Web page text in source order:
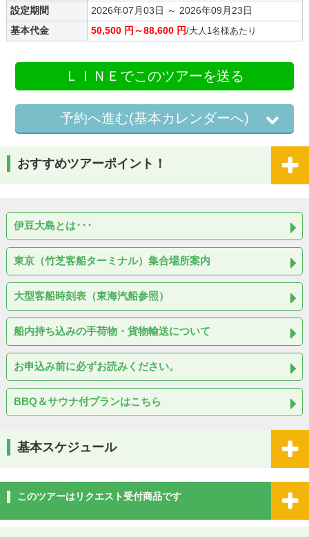
設定期間
2026年07月03日 ～ 2026年09月23日
基本代金
50,500 円～88,600 円/大人1名様あたり
ＬＩＮＥでこのツアーを送る
予約へ進む(基本カレンダーへ)
おすすめツアーポイント！
伊豆大島とは･･･
東京（竹芝客船ターミナル）集合場所案内
大型客船時刻表（東海汽船参照）
船内持ち込みの手荷物・貨物輸送について
お申込み前に必ずお読みください。
BBQ＆サウナ付プランはこちら
基本スケジュール
このツアーはリクエスト受付商品です